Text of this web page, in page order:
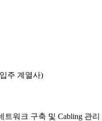
주 계열사)
트워크 구축 및 Cabling 관